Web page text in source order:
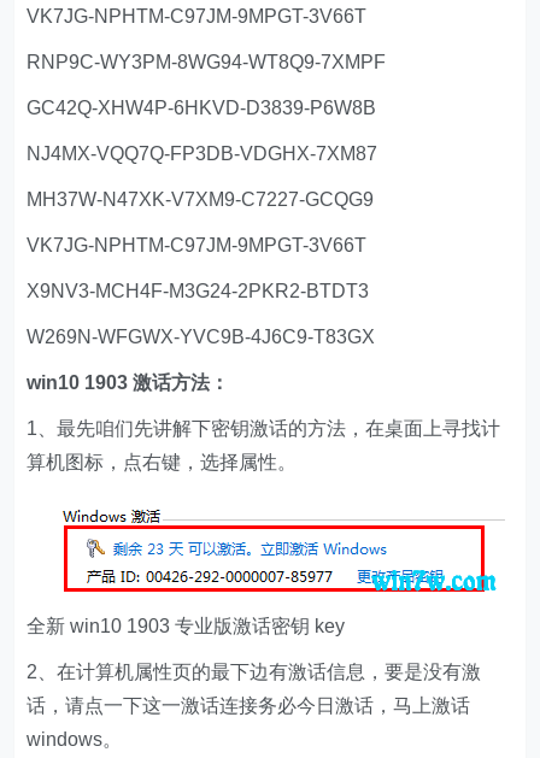
VK7JG-NPHTM-C97JM-9MPGT-3V66T
RNP9C-WY3PM-8WG94-WT8Q9-7XMPF
GC42Q-XHW4P-6HKVD-D3839-P6W8B
NJ4MX-VQQ7Q-FP3DB-VDGHX-7XM87
MH37W-N47XK-V7XM9-C7227-GCQG9
VK7JG-NPHTM-C97JM-9MPGT-3V66T
X9NV3-MCH4F-M3G24-2PKR2-BTDT3
W269N-WFGWX-YVC9B-4J6C9-T83GX
win10 1903 激话方法：
1、最先咱们先讲解下密钥激话的方法，在桌面上寻找计
算机图标，点右键，选择属性。
全新 win10 1903 专业版激话密钥 key
2、在计算机属性页的最下边有激话信息，要是没有激
话，请点一下这一激话连接务必今日激话，马上激话
windows。